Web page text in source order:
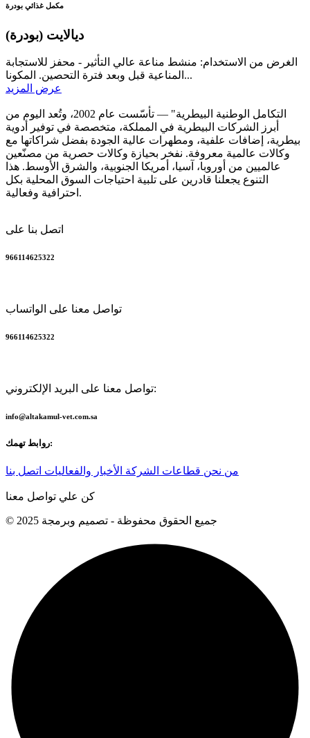
مكمل غذائي بودرة
ديالايت (بودرة)
الغرض من الاستخدام: منشط مناعة عالي التأثير - محفز للاستجابة
المناعية قبل وبعد فترة التحصين. المكونا...
عرض المزيد
التكامل الوطنية البيطرية" — تأسّست عام 2002، وتُعد اليوم من
أبرز الشركات البيطرية في المملكة، متخصصة في توفير أدوية
بيطرية، إضافات علفية، ومطهرات عالية الجودة بفضل شراكاتها مع
وكالات عالمية معروفة. نفخر بحيازة وكالات حصرية من مصنّعين
عالميين من أوروبا، آسيا، أمريكا الجنوبية، والشرق الأوسط. هذا
التنوع يجعلنا قادرين على تلبية احتياجات السوق المحلية بكل
احترافية وفعالية.
اتصل بنا على
966114625322
تواصل معنا على الواتساب
966114625322
تواصل معنا على البريد الإلكتروني:
info@altakamul-vet.com.sa
روابط تهمك:
من نحن قطاعات الشركة الأخبار والفعاليات اتصل بنا
كن علي تواصل معنا